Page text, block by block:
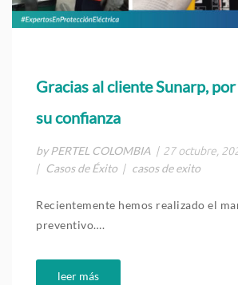
Gracias al cliente Sunarp,
su confianza
by PERTEL COLOMBIA | 27 octubre,
|
Casos de Éxito | casos de exito
Recientemente hemos realizado el
preventivo….
leer más